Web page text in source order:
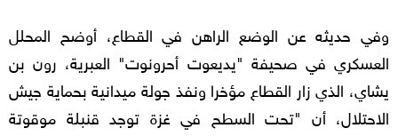
وفي حديثه عن الوضع الراهن في القطاع، أوضح المحلل
العسكري في صحيفة "يديعوت أحرونوت" العبرية، رون بن
يشاي، الذي زار القطاع مؤخرا ونفذ جولة ميدانية بحماية جيش
الاحتلال، أن "تحت السطح في غزة توجد قنبلة موقوتة